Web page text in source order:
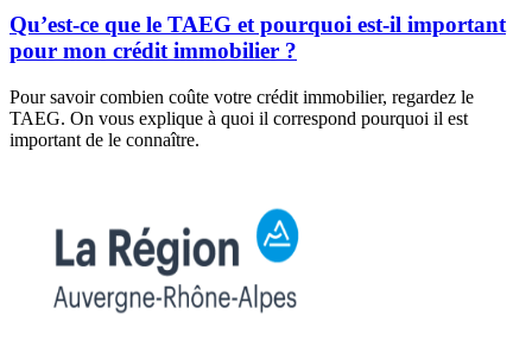
Qu’est-ce que le TAEG et pourquoi est-il important
pour mon crédit immobilier ?
Pour savoir combien coûte votre crédit immobilier, regardez le
TAEG. On vous explique à quoi il correspond pourquoi il est
important de le connaître.